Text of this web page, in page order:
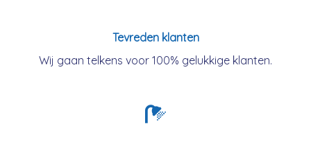
Tevreden klanten
Wij gaan telkens voor 100% gelukkige klanten.